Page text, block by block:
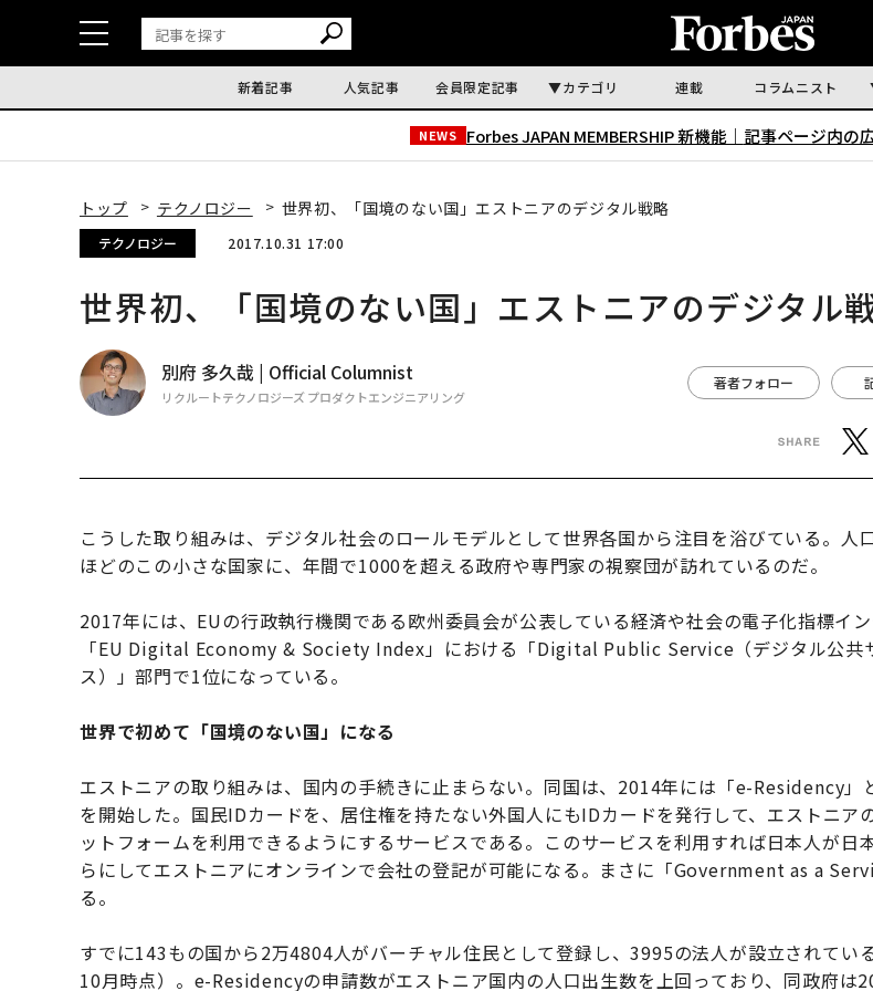
新着記事 人気記事 会員限定記事 カテゴリ 連載 コラムニスト
NEWS Forbes JAPAN MEMBERSHIP 新機能｜ 記事ページ内の
トップ テクノロジー 世界初、「国境のない国」エストニアのデジタル戦略
テクノロジー 2017.10.31 17:00
世界初、「国境のない国」エストニアのデジタル
別府 多久哉 | Official Columnist
リクルートテクノロジーズ プロダクトエンジニアリング
著者フォロー
こうした取り組みは、デジタル社会のロールモデルとして世界各国から注目を浴びている。人
ほどのこの小さな国家に、年間で1000を超える政府や専門家の視察団が訪れているのだ。
2017年には、EUの行政執行機関である欧州委員会が公表している経済や社会の電子化指標イ
「EU Digital Economy & Society Index」における「Digital Public Service（デジタル公共
ス）」部門で1位になっている。
世界で初めて「国境のない国」になる
エストニアの取り組みは、国内の手続きに止まらない。同国は、2014年には「e-Residency」
を開始した。国民IDカードを、居住権を持たない外国人にもIDカードを発行して、エストニア
ットフォームを利用できるようにするサービスである。このサービスを利用すれば日本人が日
らにしてエストニアにオンラインで会社の登記が可能になる。まさに「Government as a
る。
すでに143もの国から2万4804人がバーチャル住民として登録し、3995の法人が設立されてい
10月時点）。e-Residencyの申請数がエストニア国内の人口出生数を上回っており、同政府は